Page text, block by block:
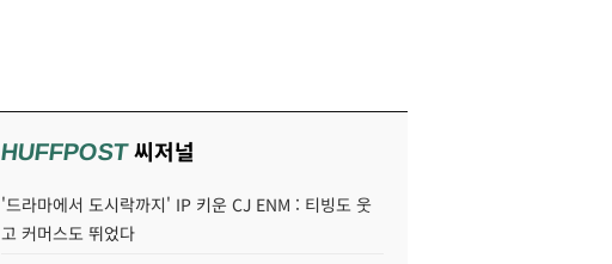
HUFFPOST씨저널
'드라마에서 도시락까지' IP 키운 CJ ENM : 티빙도 웃
고 커머스도 뛰었다